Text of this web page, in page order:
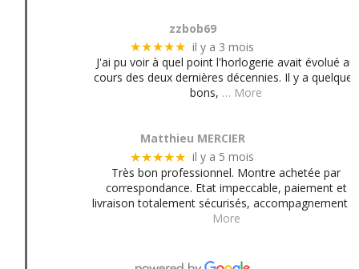
zzbob69
★★★★★ il y a 3 mois
J'ai pu voir à quel point l'horlogerie avait évolué au
cours des deux dernières décennies. Il y a quelques
bons, … More
Matthieu MERCIER
★★★★★ il y a 5 mois
Très bon professionnel. Montre achetée par
correspondance. Etat impeccable, paiement et
livraison totalement sécurisés, accompagnement
More